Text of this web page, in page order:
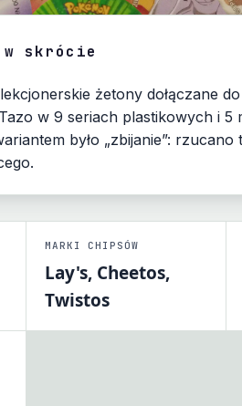
Tazo z chipsów
serii metalowych 400+ żetonów
w skrócie
żetony dołączane
w 9 seriach plastikowych i 5
było „zbijanie”:
MARKI CHIPSÓW
Lay's, Cheetos,
Twistos